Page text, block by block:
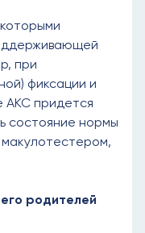
при
фиксации и
АКС придется
состояние нормы
родителей